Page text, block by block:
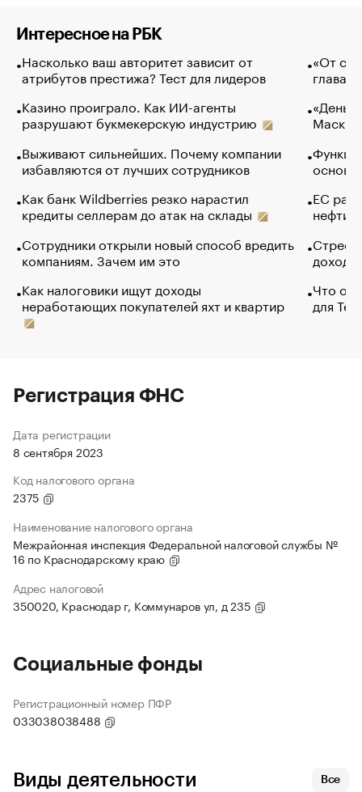
Интересное на РБК
Насколько ваш авторитет зависит от
атрибутов престижа? Тест для лидеров
Казино проиграло. Как ИИ-агенты
разрушают букмекерскую индустрию
Выживают сильнейших. Почему компании
избавляются от лучших сотрудников
Как банк Wildberries резко нарастил
кредиты селлерам до атак на склады
Сотрудники открыли новый способ вредить
компаниям. Зачем им это
Как налоговики ищут доходы
неработающих покупателей яхт и квартир
«От
глава
Маск в
основ
ЕС
нефти
Что
для
Регистрация ФНС
Дата регистрации
8 сентября 2023
Код налогового органа
2375
Наименование налогового органа
Межрайонная инспекция Федеральной налоговой службы №
16 по Краснодарскому краю
Адрес налоговой
350020, Краснодар г, Коммунаров ул, д 235
Социальные фонды
Регистрационный номер ПФР
033038038488
Виды деятельности Все